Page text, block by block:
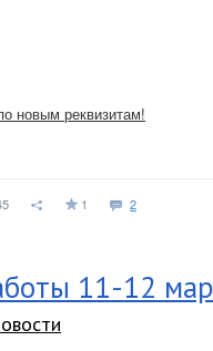
новым реквизитам!
1 2
11-12